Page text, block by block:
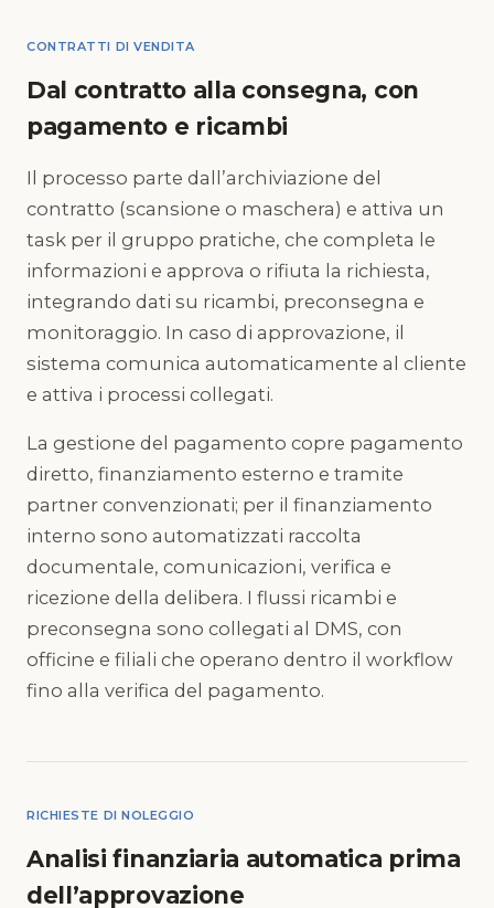
CONTRATTI DI VENDITA
Dal contratto alla consegna, con
pagamento e ricambi
Il processo parte dall’archiviazione del
contratto (scansione o maschera) e attiva un
task per il gruppo pratiche, che completa le
informazioni e approva o rifiuta la richiesta,
integrando dati su ricambi, preconsegna e
monitoraggio. In caso di approvazione, il
sistema comunica automaticamente al cliente
e attiva i processi collegati.
La gestione del pagamento copre pagamento
diretto, finanziamento esterno e tramite
partner convenzionati; per il finanziamento
interno sono automatizzati raccolta
documentale, comunicazioni, verifica e
ricezione della delibera. I flussi ricambi e
preconsegna sono collegati al DMS, con
officine e filiali che operano dentro il workflow
fino alla verifica del pagamento.
RICHIESTE DI NOLEGGIO
Analisi finanziaria automatica prima
dell’approvazione